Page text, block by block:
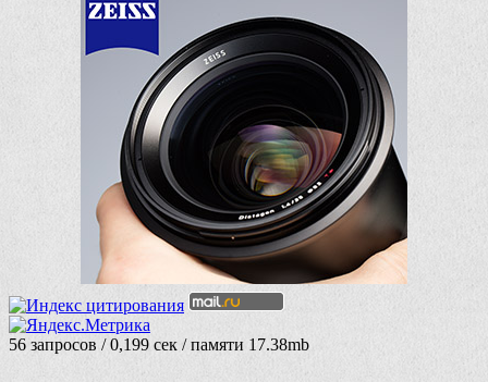
56 запросов / 0,199 сек / памяти 17.38mb